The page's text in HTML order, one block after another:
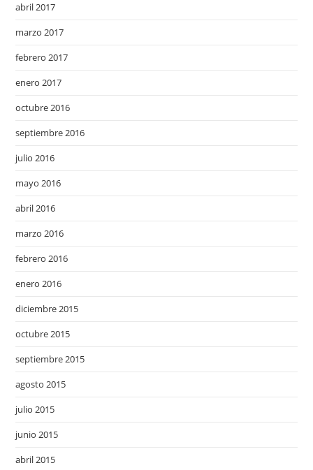
abril 2017
marzo 2017
febrero 2017
enero 2017
octubre 2016
septiembre 2016
julio 2016
mayo 2016
abril 2016
marzo 2016
febrero 2016
enero 2016
diciembre 2015
octubre 2015
septiembre 2015
agosto 2015
julio 2015
junio 2015
abril 2015